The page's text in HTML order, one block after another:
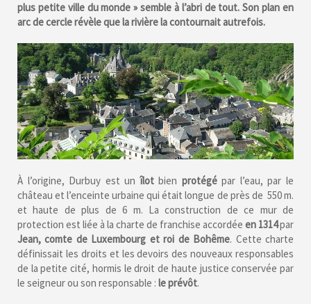
plus petite ville du monde » semble à l’abri de tout. Son plan en
arc de cercle révèle que la rivière la contournait autrefois.
À l’origine, Durbuy est unîlotbien protégépar l’eau, par le
château et l’enceinte urbaine qui était longue de près de 550 m.
et haute de plus de 6 m. La construction de ce mur de
protection est liée à la charte de franchise accordée en 1314par
Jean, comte de Luxembourg et roi de Bohême. Cette charte
définissait les droits et les devoirs des nouveaux responsables
de la petite cité, hormis le droit de haute justice conservée par
le seigneur ou son responsable : le prévôt.